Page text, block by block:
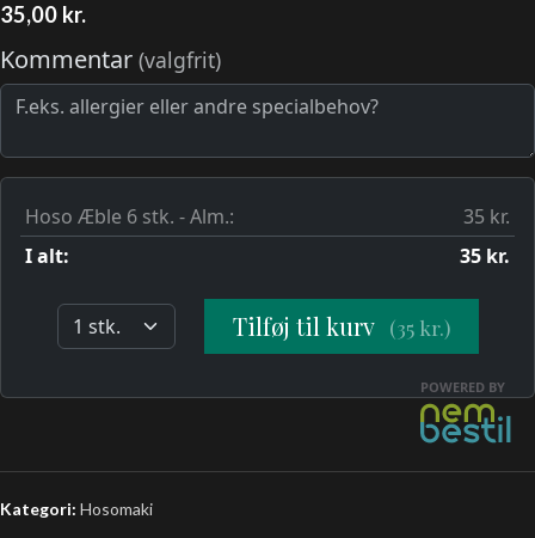
35,00 kr.
Kategori: Hosomaki